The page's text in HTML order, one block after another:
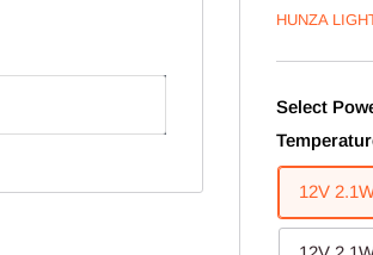
HUNZA
Select
12V